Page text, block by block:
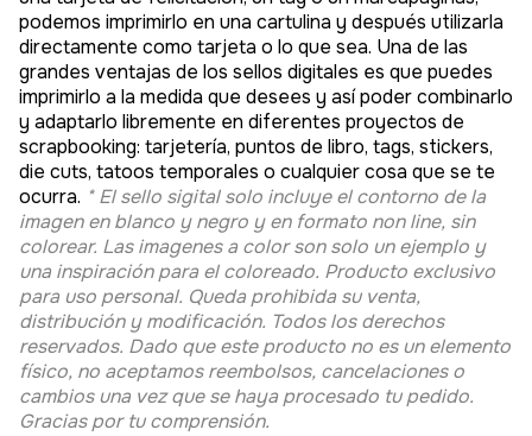
una tarjeta de felicitación, un tag o un marcapáginas,
podemos imprimirlo en una cartulina y después utilizarla
directamente como tarjeta o lo que sea. Una de las
grandes ventajas de los sellos digitales es que puedes
imprimirlo a la medida que desees y así poder combinarlo
y adaptarlo libremente en diferentes proyectos de
scrapbooking: tarjetería, puntos de libro, tags, stickers,
die cuts, tatoos temporales o cualquier cosa que se te
ocurra.* El sello sigital solo incluye el contorno de la
imagen en blanco y negro y en formato non line, sin
colorear. Las imagenes a color son solo un ejemplo y
una inspiración para el coloreado. Producto exclusivo
para uso personal. Queda prohibida su venta,
distribución y modificación. Todos los derechos
reservados. Dado que este producto no es un elemento
físico, no aceptamos reembolsos, cancelaciones o
cambios una vez que se haya procesado tu pedido.